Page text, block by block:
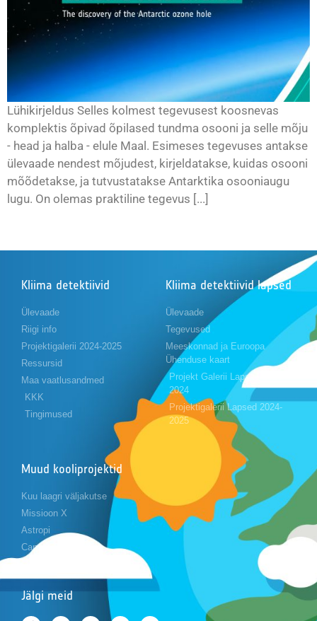
Lühikirjeldus Selles kolmest tegevusest koosnevas
komplektis õpivad õpilased tundma osooni ja selle mõju
- head ja halba - elule Maal. Esimeses tegevuses antakse
ülevaade nendest mõjudest, kirjeldatakse, kuidas osooni
mõõdetakse, ja tutvustatakse Antarktika osooniaugu
lugu. On olemas praktiline tegevus [...]
Kliima detektiivid
Ülevaade
Riigi info
Projektigalerii 2024-2025
Ressursid
Maa vaatlusandmed
KKK
Tingimused
Kliima detektiivid lapsed
Ülevaade
Tegevused
Meeskonnad ja Euroopa
Ühenduse kaart
Projekt Galerii Lapsed 2023-
2024
Projektigalerii Lapsed 2024-
2025
Muud kooliprojektid
Kuu laagri väljakutse
Missioon X
Astropi
Cansat
Jälgi meid